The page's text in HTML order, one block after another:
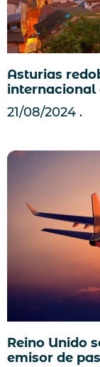
Asturias
internacional
21/08/2024
Reino Unido
emisor de